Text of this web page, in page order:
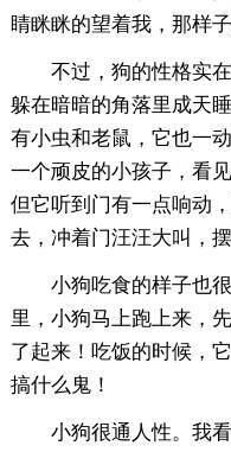
睛眯眯的望着我，那样
不过，狗的性格实
躲在暗暗的角落里成天
有小虫和老鼠，它也一
一个顽皮的小孩子，看
但它听到门有一点响动
去，冲着门汪汪大叫，
小狗吃食的样子也
里，小狗马上跑上来，
了起来！吃饭的时候，
搞什么鬼！
小狗很通人性。我